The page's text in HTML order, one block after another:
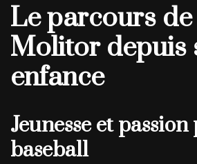
Le parcours
Molitor depuis
enfance
Jeunesse et
baseball